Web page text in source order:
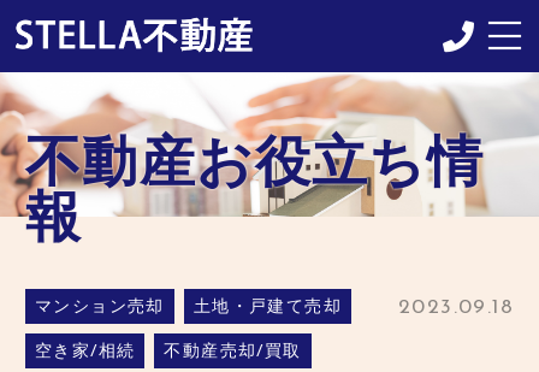
当店について
業務内容
仲介売却の流れ
不動産お役立ち情報
施工事例
不動産お役立ち情
報
マンション売却 土地・戸建て売却
空き家/相続 不動産売却/買取
2023.09.18